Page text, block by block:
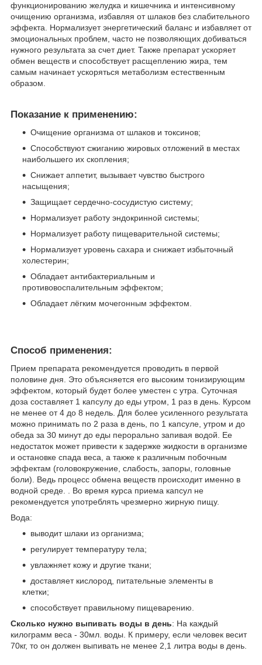
функционированию желудка и кишечника и интенсивному
очищению организма, избавляя от шлаков без слабительного
эффекта. Нормализует энергетический баланс и избавляет от
эмоциональных проблем, часто не позволяющих добиваться
нужного результата за счет диет. Также препарат ускоряет
обмен веществ и способствует расщеплению жира, тем
самым начинает ускоряться метаболизм естественным
образом.
Показание к применению:
Очищение организма от шлаков и токсинов;
Способствуют сжиганию жировых отложений в местах
наибольшего их скопления;
Снижает аппетит, вызывает чувство быстрого
насыщения;
Защищает сердечно-сосудистую систему;
Нормализует работу эндокринной системы;
Нормализует работу пищеварительной системы;
Нормализует уровень сахара и снижает избыточный
холестерин;
Обладает антибактериальным и
противовоспалительным эффектом;
Обладает лёгким мочегонным эффектом.
Способ применения:
Прием препарата рекомендуется проводить в первой
половине дня. Это объясняется его высоким тонизирующим
эффектом, который будет более уместен с утра. Суточная
доза составляет 1 капсулу до еды утром, 1 раз в день. Курсом
не менее от 4 до 8 недель. Для более усиленного результата
можно принимать по 2 раза в день, по 1 капсуле, утром и до
обеда за 30 минут до еды перорально запивая водой. Ее
недостаток может привести к задержке жидкости в организме
и остановке спада веса, а также к различным побочным
эффектам (головокружение, слабость, запоры, головные
боли). Ведь процесс обмена веществ происходит именно в
водной среде. . Во время курса приема капсул не
рекомендуется употреблять чрезмерно жирную пищу.
Вода:
выводит шлаки из организма;
регулирует температуру тела;
увлажняет кожу и другие ткани;
доставляет кислород, питательные элементы в
клетки;
способствует правильному пищеварению.
Сколько нужно выпивать воды в день: На каждый
килограмм веса - 30мл. воды. К примеру, если человек весит
70кг, то он должен выпивать не менее 2,1 литра воды в день.